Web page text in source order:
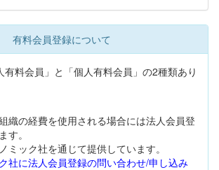
有料会員登録について
有料会員」と「個人有料会員」の2種類あり
織の経費を使用される場合には法人会員登
す。
ミック社を通じて提供しています。
に法人会員登録の問い合わせ/申し込み